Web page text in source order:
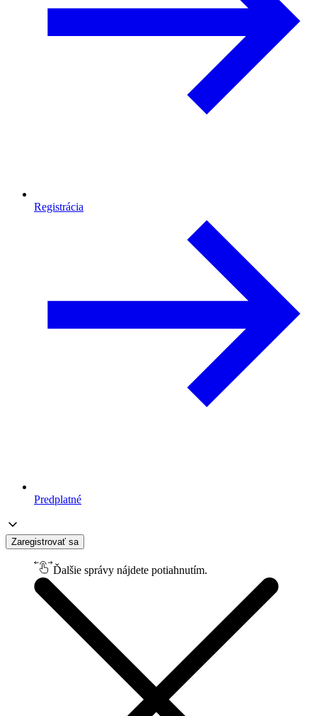
Registrácia
Predplatné
Zaregistrovať sa
Ďalšie správy nájdete potiahnutím.